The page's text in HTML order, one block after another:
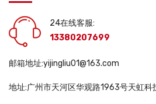
24在线客服:
13380207699
邮箱地址:yijingliu01@163.com
地址:广州市天河区华观路1963号天虹科